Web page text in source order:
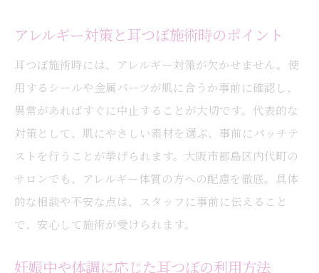
アレルギー対策と耳つぼ施術時のポイント
耳つぼ施術時には、アレルギー対策が欠かせません。使
用するシールや金属パーツが肌に合うか事前に確認し、
異常があればすぐに中止することが大切です。代表的な
対策として、肌にやさしい素材を選ぶ、事前にパッチテ
ストを行うことが挙げられます。大阪市都島区内代町の
サロンでも、アレルギー体質の方への配慮を徹底。具体
的な相談や不安な点は、スタッフに事前に伝えること
で、安心して施術が受けられます。
妊娠中や体調に応じた耳つぼの利用方法